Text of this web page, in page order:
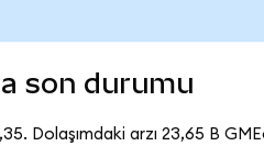
son durumu
Dolaşımdaki arzı 23,65 B